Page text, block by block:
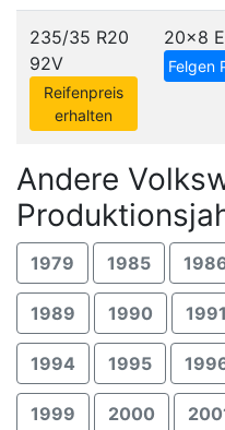
235/35 R20
92V
Reifenpreis
erhalten
20x8
Felgen
Andere
1979 1985
1989 1990 1991
1994 1995
1999 2000